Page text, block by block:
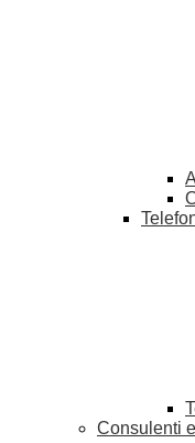
Consulenti